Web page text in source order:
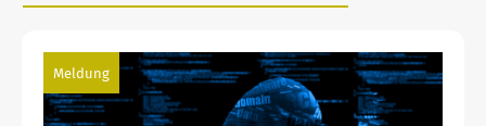
Meldung